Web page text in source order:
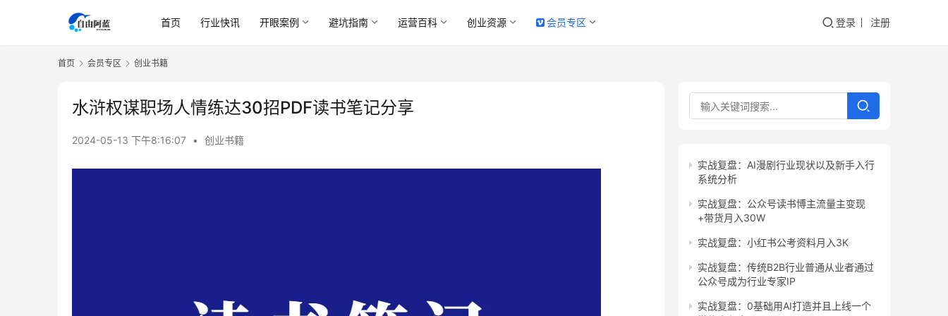
首页 行业快讯 开眼案例 避坑指南 运营百科 创业资源 会员专区 登录 注册
首页 会员专区 创业书籍
水浒权谋职场人情练达30招PDF读书笔记分享
2024-05-13 下午8:16:07 • 创业书籍
实战复盘：AI漫剧行业现状以及新手入行
系统分析
实战复盘：公众号读书博主流量主变现
+带货月入30W
实战复盘：小红书公考资料月入3K
实战复盘：传统B2B行业普通从业者通过
公众号成为行业专家IP
实战复盘：0基础用AI打造并且上线一个